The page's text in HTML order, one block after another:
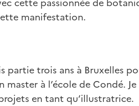
manifestation.
partie trois ans à Bruxelles
à l’école de Condé. Je
en tant qu’illustratrice.